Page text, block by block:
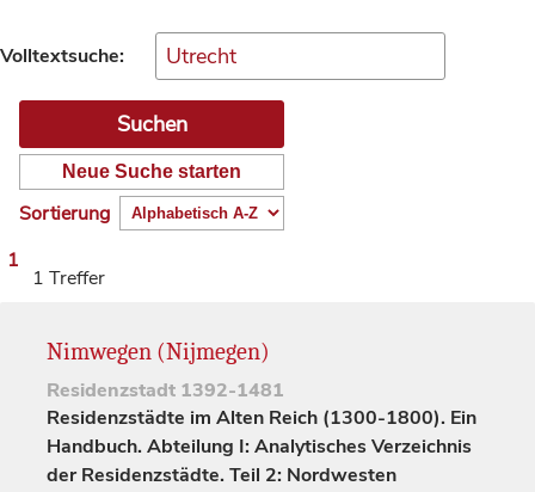
Volltextsuche:
Neue Suche starten
Sortierung
1
1 Treffer
Nimwegen (Nijmegen)
Residenzstadt 1392-1481
Residenzstädte im Alten Reich (1300-1800). Ein
Handbuch. Abteilung I: Analytisches Verzeichnis
der Residenzstädte. Teil 2: Nordwesten